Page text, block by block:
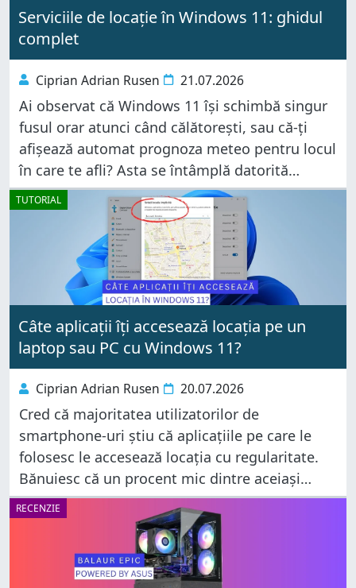
Serviciile de locație în Windows 11: ghidul
complet
Ciprian Adrian Rusen 21.07.2026
Ai observat că Windows 11 își schimbă singur
fusul orar atunci când călătorești, sau că-ți
afișează automat prognoza meteo pentru locul
în care te afli? Asta se întâmplă datorită
serviciilor de locație. Însă, aceeași tehnologie
care îți face viața mai
TUTORIAL
Câte aplicații îți accesează locația pe un
laptop sau PC cu Windows 11?
Ciprian Adrian Rusen 20.07.2026
Cred că majoritatea utilizatorilor de
smartphone-uri știu că aplicațiile pe care le
folosesc le accesează locația cu regularitate.
Bănuiesc că un procent mic dintre aceiași
utilizatori realizează că și aplicațiile de pe
laptopul sau PC-ul lor cu Windows 11 fac
RECENZIE